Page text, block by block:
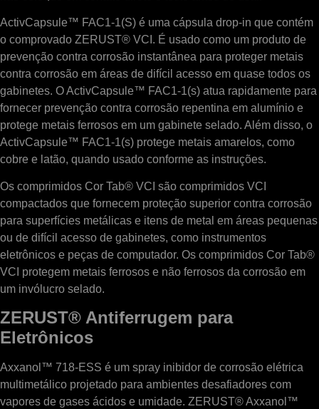
ActivCapsule™ FAC1-1(S) é uma cápsula drop-in que contém
o comprovado ZERUST® VCI. É usado como um produto de
prevenção contra corrosão instantânea para proteger metais
contra corrosão em áreas de difícil acesso em quase todos os
gabinetes. O ActivCapsule™ FAC1-1(s) atua rapidamente para
fornecer prevenção contra corrosão repentina em alumínio e
protege metais ferrosos em um gabinete selado. Além disso, o
ActivCapsule™ FAC1-1(s) protege metais amarelos, como
cobre e latão, quando usado conforme as instruções.
Os comprimidos Cor Tab® VCI são comprimidos VCI
compactados que fornecem proteção superior contra corrosão
para superfícies metálicas e itens de metal em áreas pequenas
ou de difícil acesso de gabinetes, como instrumentos
eletrônicos e peças de computador. Os comprimidos Cor Tab®
VCI protegem metais ferrosos e não ferrosos da corrosão em
um invólucro selado.
ZERUST® Antiferrugem para
Eletrônicos
Axxanol™ 718-ESS é um spray inibidor de corrosão elétrica
multimetálico projetado para ambientes desafiadores com
vapores de gases ácidos e umidade. ZERUST® Axxanol™